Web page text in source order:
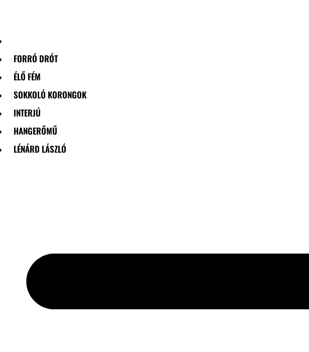
FORRÓ DRÓT
ÉLŐ FÉM
SOKKOLÓ KORONGOK
INTERJÚ
HANGERŐMŰ
LÉNÁRD LÁSZLÓ